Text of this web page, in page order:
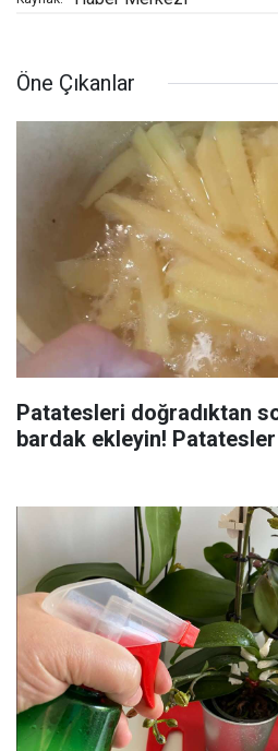
Öne Çıkanlar
Patatesleri doğradıktan
bardak ekleyin! Patatesler